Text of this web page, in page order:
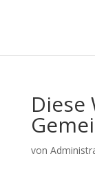
Diese
von